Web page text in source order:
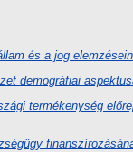
és a jog
demográfiai
termékenység